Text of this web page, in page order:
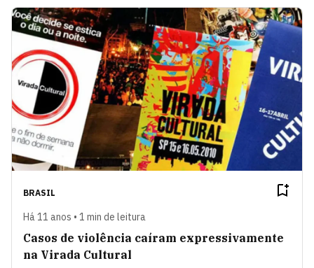
BRASIL
Há 11 anos • 1 min de leitura
Casos de violência caíram expressivamente
na Virada Cultural